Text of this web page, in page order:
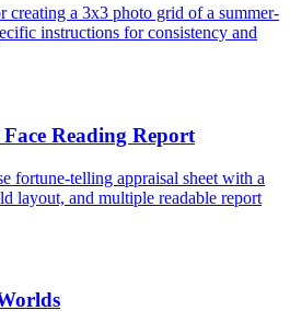
creating a 3x3 photo grid of a summer-
instructions for consistency and
Reading Report
fortune-telling appraisal sheet with a
layout, and multiple readable report